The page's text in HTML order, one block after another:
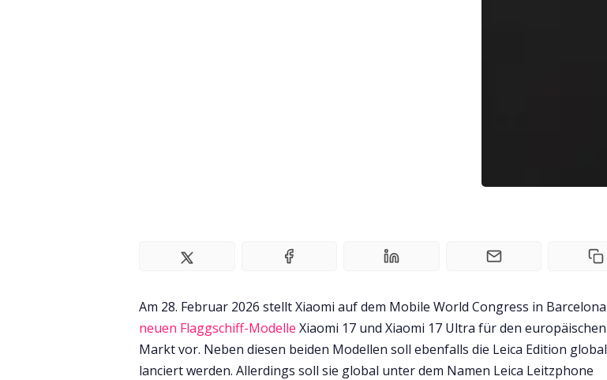
Am 28. Februar 2026 stellt Xiaomi auf dem Mobile World Congress in Barcelona
neuen Flaggschiff-Modelle Xiaomi 17 und Xiaomi 17 Ultra für den europäischen
Markt vor. Neben diesen beiden Modellen soll ebenfalls die Leica Edition global
lanciert werden. Allerdings soll sie global unter dem Namen Leica Leitzphone